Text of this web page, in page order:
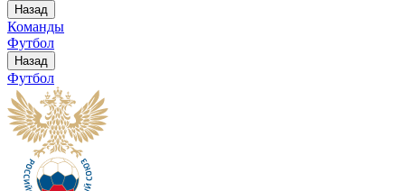
Назад
Команды
Футбол
Назад
Футбол